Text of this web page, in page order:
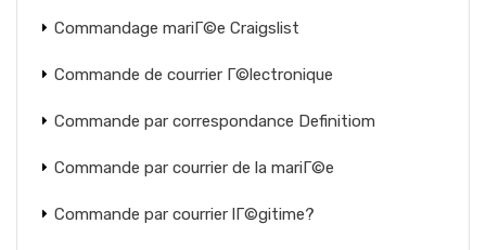
Commandage mariГ©e Craigslist
Commande de courrier Г©lectronique
Commande par correspondance Definitiom
Commande par courrier de la mariГ©e
Commande par courrier lГ©gitime?